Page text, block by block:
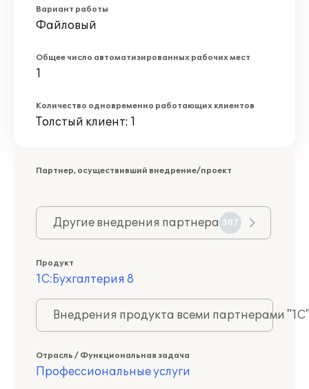
Вариант работы
Файловый
Общее число автоматизированных рабочих мест
1
Количество одновременно работающих клиентов
Толстый клиент: 1
Партнер, осуществивший внедрение/проект
Другие внедрения партнера 507
Продукт
1С:Бухгалтерия 8
Внедрения продукта всеми партнерами
Отрасль / Функциональная задача
Профессиональные услуги